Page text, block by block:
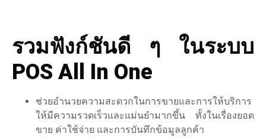
รวมฟังก์ชันดี ๆ ในระบบ
POS All In One
ช่วยอำนวยความสะดวกในการขายและการให้บริการ
ให้มีความรวดเร็วและแม่นยำมากขึ้น ทั้งในเรื่องยอด
ขาย ค่าใช้จ่าย และการบันทึกข้อมูลลูกค้า